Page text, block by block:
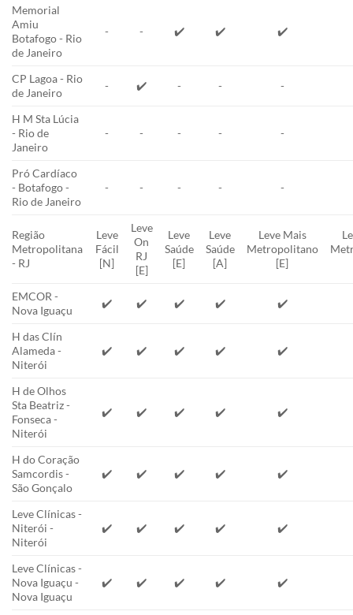
Memorial
Amiu
Botafogo - Rio
de Janeiro
- - ✔️ ✔️ ✔️
CP Lagoa - Rio
de Janeiro
- ✔️ - - -
H M Sta Lúcia
- Rio de
Janeiro
- - - - -
Pró Cardíaco
- Botafogo -
Rio de Janeiro
- - - - -
Região
Metropolitana
- RJ
Leve
Fácil
[N]
Leve
On
RJ
[E]
Leve
Saúde
[E]
Leve
Saúde
[A]
Leve Mais
Metropolitano
[E]
EMCOR -
Nova Iguaçu
✔️ ✔️ ✔️ ✔️ ✔️
H das Clín
Alameda -
Niterói
✔️ ✔️ ✔️ ✔️ ✔️
H de Olhos
Sta Beatriz -
Fonseca -
Niterói
✔️ ✔️ ✔️ ✔️ ✔️
H do Coração
Samcordis -
São Gonçalo
✔️ ✔️ ✔️ ✔️ ✔️
Leve Clínicas -
Niterói -
Niterói
✔️ ✔️ ✔️ ✔️ ✔️
Leve Clínicas -
Nova Iguaçu -
Nova Iguaçu
✔️ ✔️ ✔️ ✔️ ✔️